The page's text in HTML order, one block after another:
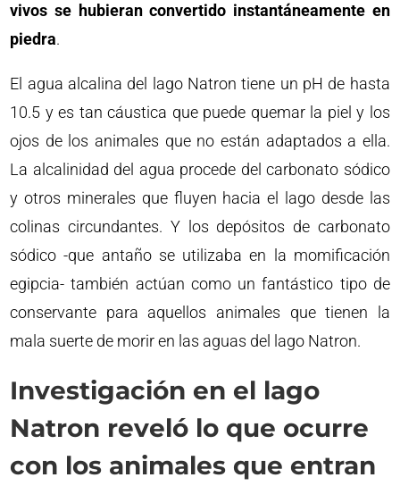
vivos se hubieran convertido instantáneamente en
piedra.
El agua alcalina del lago Natron tiene un pH de hasta
10.5 y es tan cáustica que puede quemar la piel y los
ojos de los animales que no están adaptados a ella.
La alcalinidad del agua procede del carbonato sódico
y otros minerales que fluyen hacia el lago desde las
colinas circundantes. Y los depósitos de carbonato
sódico -que antaño se utilizaba en la momificación
egipcia- también actúan como un fantástico tipo de
conservante para aquellos animales que tienen la
mala suerte de morir en las aguas del lago Natron.
Investigación en el lago
Natron reveló lo que ocurre
con los animales que entran